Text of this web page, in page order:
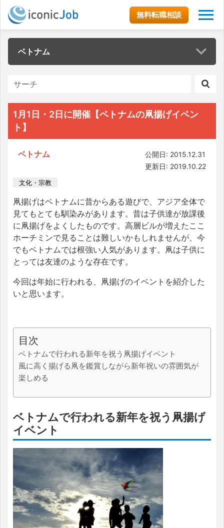
無料転職相談
ベトナム
1月1日・2日に開催【ベトナムの凧揚げイベン
ト】
ベトナム
公開日: 2015.12.31
更新日: 2019.10.22
文化・宗教
凧揚げはベトナムに昔からある遊びで、アジア全体で
見てもとても馴染みがあります。昔は子供達が放課後
に凧揚げをよくしたものです。高層ビルが増えたここ
ホーチミンで見ることは難しいかもしれませんが、今
でもベトナムでは根強い人気があります。凧は子供に
とっては友達のような存在です。
今回は年始に行われる、凧揚げのイベントを紹介した
いと思います。
目次
ベトナムで行われる新年を祝う凧揚げイベント
風に高く揚げる凧を鑑賞しながら新年祝いの雰囲気が
楽しめる
ベトナムで行われる新年を祝う凧揚げ
イベント